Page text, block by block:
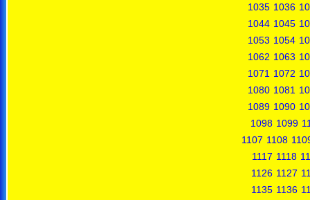
1035 1036
1044 1045
1053 1054
1062 1063
1071 1072
1080 1081
1089 1090
1098 1099
1107 1108
1117 1118
1126 1127
1135 1136